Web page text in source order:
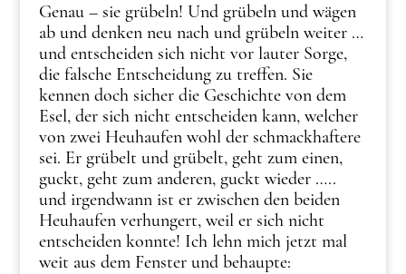
Genau – sie grübeln! Und grübeln und wägen
ab und denken neu nach und grübeln weiter …
und entscheiden sich nicht vor lauter Sorge,
die falsche Entscheidung zu treffen. Sie
kennen doch sicher die Geschichte von dem
Esel, der sich nicht entscheiden kann, welcher
von zwei Heuhaufen wohl der schmackhaftere
sei. Er grübelt und grübelt, geht zum einen,
guckt, geht zum anderen, guckt wieder …..
und irgendwann ist er zwischen den beiden
Heuhaufen verhungert, weil er sich nicht
entscheiden konnte! Ich lehn mich jetzt mal
weit aus dem Fenster und behaupte: